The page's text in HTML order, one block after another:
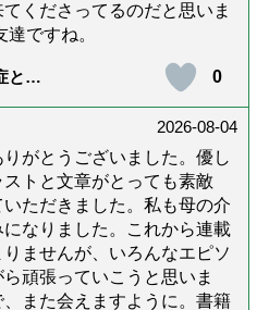
くださってるのだと思いま
ですね。
と介
0
2026-08-04
がとうございました。優し
トと文章がとっても素敵
ただきました。私も母の介
なりました。これから連載
ませんが、いろんなエピソ
頑張っていこうと思いま
また会えますように。書籍